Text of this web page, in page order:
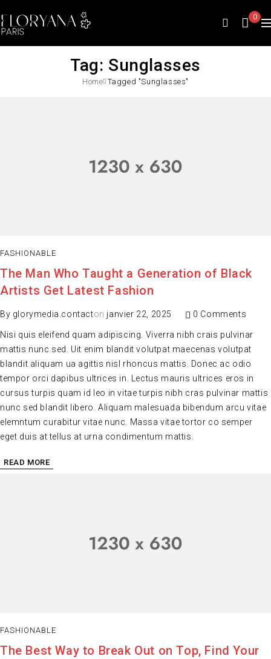
0
Tag: Sunglasses
Home Tagged "Sunglasses"
FASHIONABLE
The Man Who Taught a Generation of Black
Artists Get Latest Fashion
By glorymedia.contacton janvier 22, 2025 0 Comments
Nisi quis eleifend quam adipiscing. Viverra nibh crais pulvinar
mattis nunc sed. Uit enim blandit volutpat maecenas volutpat
blandit aliquam ua agittis nisl rhoncus mattis. Donec ac odio
tempor orci dapibus ultrices in. Lectus mauris ultrices eros in
cursus turpis quam id leo in vitae turpis nibh cras pulvinar mattis
nunc sed blandit libero. Aliquam malesuada bibendum arcu vitae
elemntum curabitur vitae nunc. Massa vitae tortor co semper
eget duis at tellus at urna condimentum mattis.
READ MORE
FASHIONABLE
The Best Way to Break Out on Top, Find Your